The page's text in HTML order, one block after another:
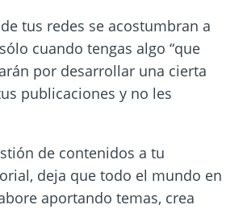
tus redes se acostumbran a
cuando tengas algo “que
por desarrollar una cierta
publicaciones y no les
de contenidos a tu
deja que todo el mundo en
aportando temas, crea